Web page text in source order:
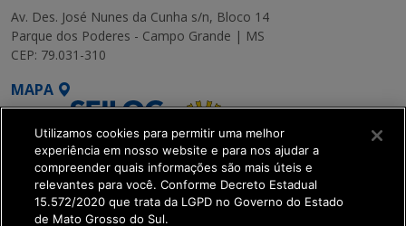
Av. Des. José Nunes da Cunha s/n, Bloco 14
Parque dos Poderes - Campo Grande | MS
CEP: 79.031-310
MAPA
SETDIG | Secretaria-
Utilizamos cookies para permitir uma melhor
experiência em nosso website e para nos ajudar a
compreender quais informações são mais úteis e
relevantes para você. Conforme Decreto Estadual
15.572/2020 que trata da LGPD no Governo do Estado
de Mato Grosso do Sul.